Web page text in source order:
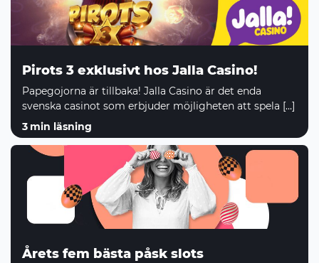
Pirots 3 exklusivt hos Jalla Casino!
Papegojorna är tillbaka! Jalla Casino är det enda
svenska casinot som erbjuder möjligheten att spela […]
3 min läsning
Årets fem bästa påsk slots